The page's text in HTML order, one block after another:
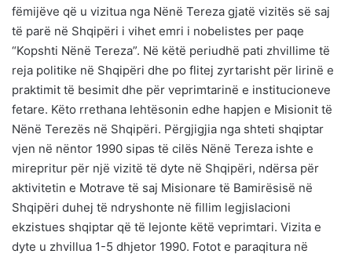
fëmijëve që u vizitua nga Nënë Tereza gjatë vizitës së saj
të parë në Shqipëri i vihet emri i nobelistes per paqe
“Kopshti Nënë Tereza”. Në këtë periudhë pati zhvillime të
reja politike në Shqipëri dhe po flitej zyrtarisht për lirinë e
praktimit të besimit dhe për veprimtarinë e institucioneve
fetare. Këto rrethana lehtësonin edhe hapjen e Misionit të
Nënë Terezës në Shqipëri. Përgjigjia nga shteti shqiptar
vjen në nëntor 1990 sipas të cilës Nënë Tereza ishte e
mirepritur për një vizitë të dyte në Shqipëri, ndërsa për
aktivitetin e Motrave të saj Misionare të Bamirësisë në
Shqipëri duhej të ndryshonte në fillim legjislacioni
ekzistues shqiptar që të lejonte këtë veprimtari. Vizita e
dyte u zhvillua 1-5 dhjetor 1990. Fotot e paraqitura në